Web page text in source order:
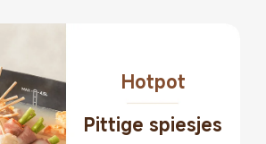
Hotpot
Pittige spiesjes